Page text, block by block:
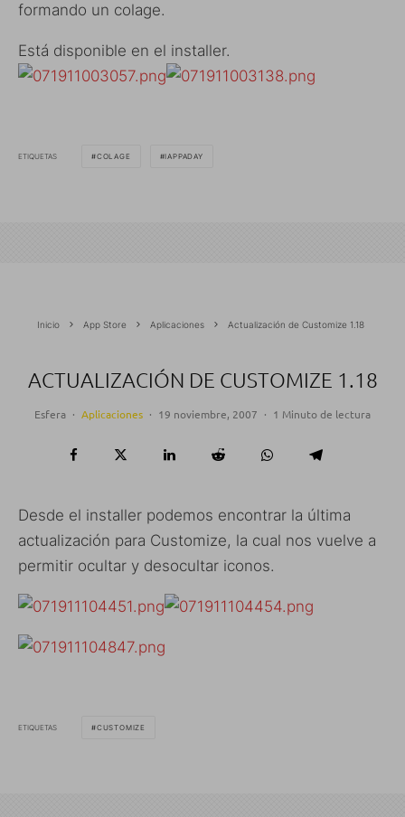
formando un colage.
Está disponible en el installer.
ETIQUETAS COLAGE IAPPADAY
Inicio App Store Aplicaciones Actualización de Customize 1.18
ACTUALIZACIÓN DE CUSTOMIZE 1.18
Esfera · Aplicaciones · 19 noviembre, 2007 · 1 Minuto de lectura
Desde el installer podemos encontrar la última
actualización para Customize, la cual nos vuelve a
permitir ocultar y desocultar iconos.
ETIQUETAS CUSTOMIZE